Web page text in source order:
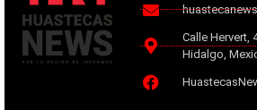
Calle Hervert,
Hidalgo,